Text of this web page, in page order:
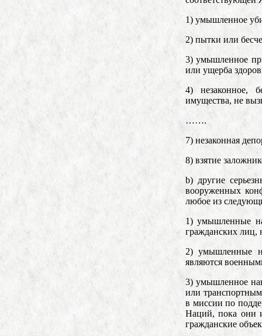
1) умышленное
2) пытки или
3) умышленное
или ущерба
4) незаконное,
имущества, не
…….
7) незаконная
8) взятие
b) другие
вооруженных
любое из
1) умышленные
гражданских лиц,
2) умышленные
являются
3) умышленное
или
в миссии по
Наций, пока они
гражданские